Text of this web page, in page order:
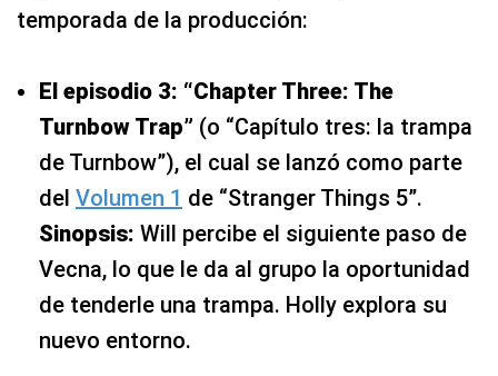
temporada de la producción:
El episodio 3: “Chapter Three: The
Turnbow Trap” (o “Capítulo tres: la trampa
de Turnbow”), el cual se lanzó como parte
del Volumen 1 de “Stranger Things 5”.
Sinopsis: Will percibe el siguiente paso de
Vecna, lo que le da al grupo la oportunidad
de tenderle una trampa. Holly explora su
nuevo entorno.